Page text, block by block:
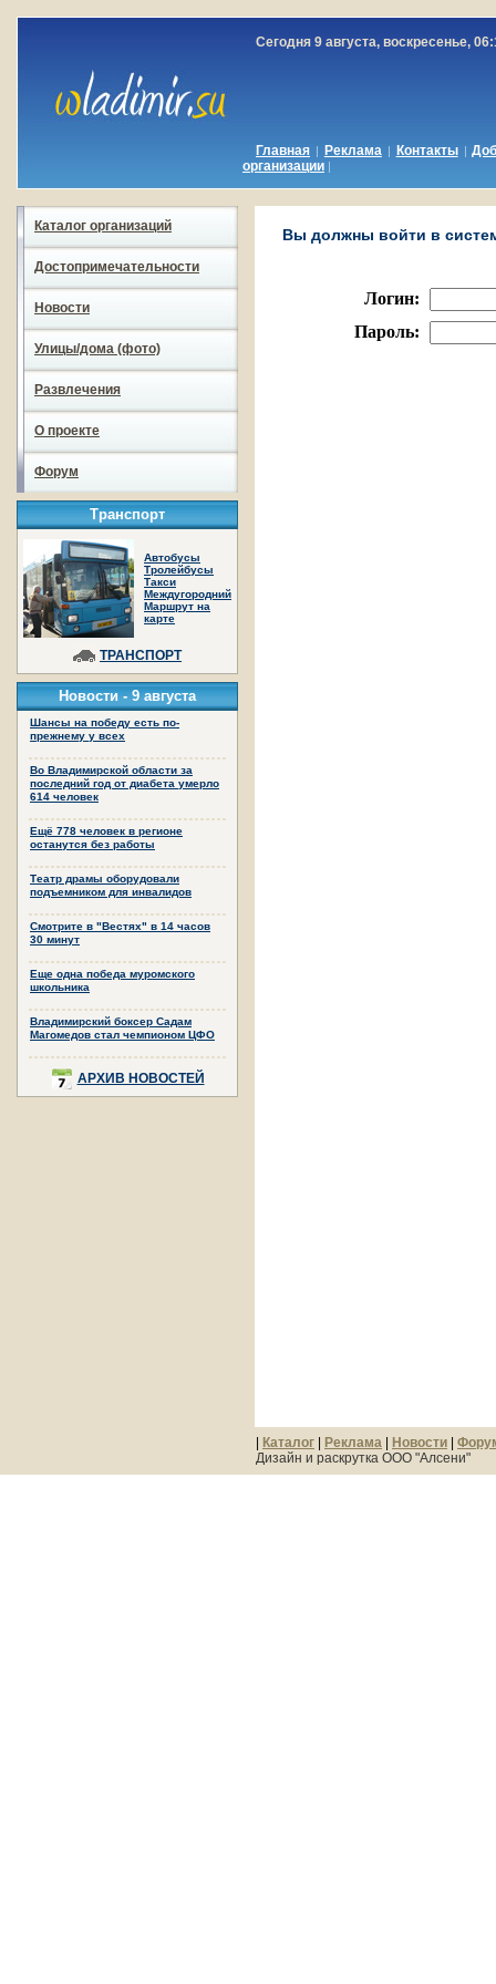
Сегодня 9 августа, воскресенье,
Главная | Реклама | Контакты|
организации |
Каталог организаций
Достопримечательности
Новости
Улицы/дома (фото)
Развлечения
О проекте
Форум
Транспорт
Автобусы
Тролейбусы
Такси
Междугородний
Маршрут на
карте
ТРАНСПОРТ
Новости -9 августа
Шансы на победу есть по-
прежнему у всех
Во Владимирской области за
последний год от диабета умерло
614 человек
Ещё 778 человек в регионе
останутся без работы
Театр драмы оборудовали
подъемником для инвалидов
Смотрите в "Вестях" в 14 часов
30 минут
Еще одна победа муромского
школьника
Владимирский боксер Садам
Магомедов стал чемпионом ЦФО
АРХИВ НОВОСТЕЙ
Вы должны войти в
Логин:
Пароль:
Каталог Реклама Новости
Дизайн и раскрутка ООО "Алсени"